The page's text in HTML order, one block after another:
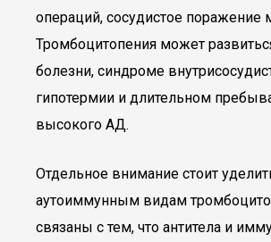
операций, сосудистое поражение
Тромбоцитопения может
болезни, синдроме
гипотермии и длительном
высокого АД.
Отдельное внимание стоит
аутоиммунным видам
связаны с тем, что антитела и